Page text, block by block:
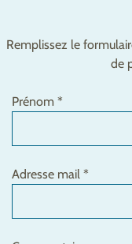
Remplissez le
de
Prénom *
Adresse mail *